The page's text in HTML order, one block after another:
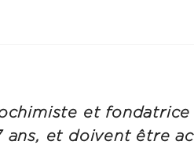
et fondatrice
et doivent être